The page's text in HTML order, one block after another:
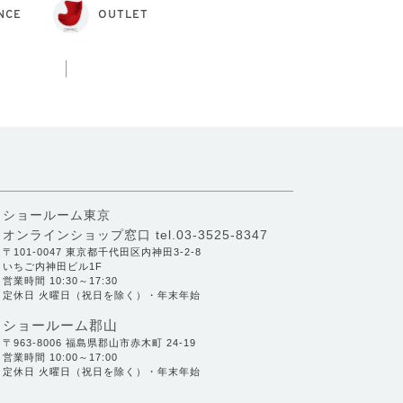
OUTLET
ショールーム東京
オンラインショップ窓口 tel.03-3525-8347
〒101-0047 東京都千代田区内神田3-2-8
いちご内神田ビル1F
営業時間 10:30～17:30
定休日 火曜日（祝日を除く）・年末年始
ショールーム郡山
〒963-8006 福島県郡山市赤木町 24-19
営業時間 10:00～17:00
定休日 火曜日（祝日を除く）・年末年始